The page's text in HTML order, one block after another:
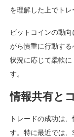
を理解した上でトレ
ビットコインの動
がら慎重に行動する
状況に応じて柔軟
す。
情報共有と
トレードの成功は
す。特に最近では、